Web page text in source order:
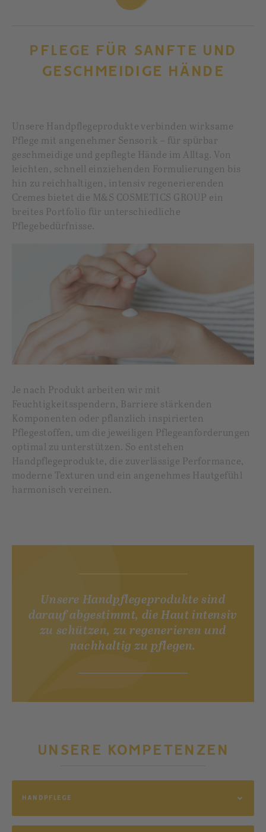
PFLEGE FÜR SANFTE UND
GESCHMEIDIGE HÄNDE
Unsere Handpflegeprodukte verbinden wirksame
Pflege mit angenehmer Sensorik – für spürbar
geschmeidige und gepflegte Hände im Alltag. Von
leichten, schnell einziehenden Formulierungen bis
hin zu reichhaltigen, intensiv regenerierenden
Cremes bietet die M&S COSMETICS GROUP ein
breites Portfolio für unterschiedliche
Pflegebedürfnisse.
Je nach Produkt arbeiten wir mit
Feuchtigkeitsspendern, Barriere stärkenden
Komponenten oder pflanzlich inspirierten
Pflegestoffen, um die jeweiligen Pflegeanforderungen
optimal zu unterstützen. So entstehen
Handpflegeprodukte, die zuverlässige Performance,
moderne Texturen und ein angenehmes Hautgefühl
harmonisch vereinen.
Unsere Handpflegeprodukte sind
darauf abgestimmt, die Haut intensiv
zu schützen, zu regenerieren und
nachhaltig zu pflegen.
UNSERE KOMPETENZEN
HANDPFLEGE